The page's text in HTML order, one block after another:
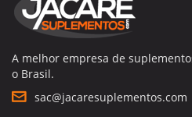
A melhor empresa de
o Brasil.
sac@jacaresuplementos.com